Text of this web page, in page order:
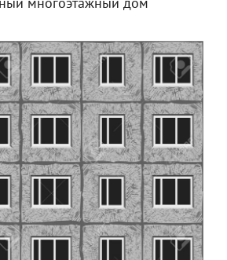
многоэтажный дом